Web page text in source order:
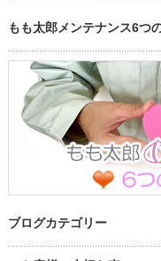
もも太郎メンテナンス6つ
ブログカテゴリー